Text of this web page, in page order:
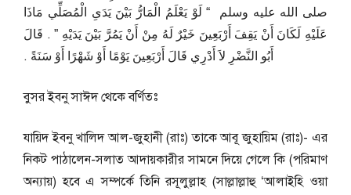
صلى الله عليه وسلم ‏ “‏ لَوْ يَعْلَمُ الْمَارُّ بَيْنَ يَدَىِ الْمُصَلِّي مَاذَا
عَلَيْهِ لَكَانَ أَنْ يَقِفَ أَرْبَعِينَ خَيْرٌ لَهُ مِنْ أَنْ يَمُرَّ بَيْنَ يَدَيْهِ ‏”‏ ‏.‏ قَالَ
أَبُو النَّضْرِ لاَ أَدْرِي قَالَ أَرْبَعِينَ يَوْمًا أَوْ شَهْرًا أَوْ سَنَةً ‏.‏
বুসর ইবনু সাঈদ থেকে বর্ণিতঃ
যায়িদ ইবনু খালিদ আল-জুহানী (রাঃ) তাকে আবূ জুহায়িম (রাঃ)- এর
নিকট পাঠালেন-সলাত আদায়কারীর সামনে দিয়ে গেলে কি (পরিমাণ
অন্যায়) হবে এ সম্পর্কে তিনি রসূলুল্লাহ (সাল্লাল্লাহু ‘আলাইহি ওয়া